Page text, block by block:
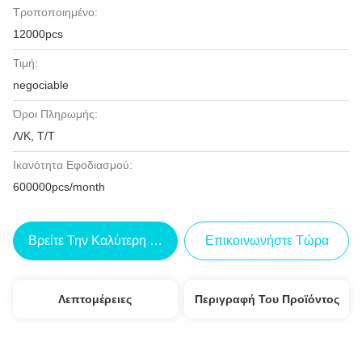
Τροποποιημένο:
12000pcs
Τιμή:
negociable
Όροι Πληρωμής:
Λ/Κ, Τ/Τ
Ικανότητα Εφοδιασμού:
600000pcs/month
Βρείτε Την Καλύτερη Τιμή Επικοινωνήστε Τώρα
Λεπτομέρειες Περιγραφή Του Προϊόντος